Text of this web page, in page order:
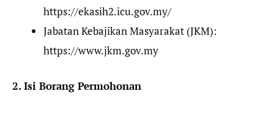
https://ekasih2.icu.gov.my/
Jabatan Kebajikan Masyarakat (JKM):
https://www.jkm.gov.my
2. Isi Borang Permohonan